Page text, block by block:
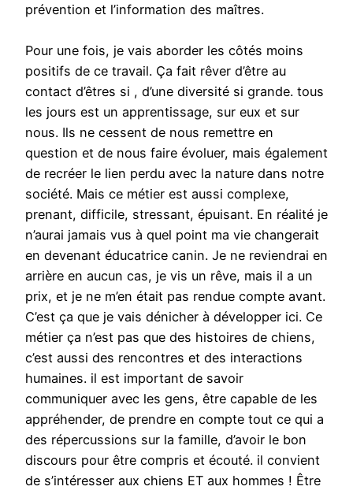
prévention et l’information des maîtres.
Pour une fois, je vais aborder les côtés moins
positifs de ce travail. Ça fait rêver d’être au
contact d’êtres si , d’une diversité si grande. tous
les jours est un apprentissage, sur eux et sur
nous. Ils ne cessent de nous remettre en
question et de nous faire évoluer, mais également
de recréer le lien perdu avec la nature dans notre
société. Mais ce métier est aussi complexe,
prenant, difficile, stressant, épuisant. En réalité je
n’aurai jamais vus à quel point ma vie changerait
en devenant éducatrice canin. Je ne reviendrai en
arrière en aucun cas, je vis un rêve, mais il a un
prix, et je ne m’en était pas rendue compte avant.
C’est ça que je vais dénicher à développer ici. Ce
métier ça n’est pas que des histoires de chiens,
c’est aussi des rencontres et des interactions
humaines. il est important de savoir
communiquer avec les gens, être capable de les
appréhender, de prendre en compte tout ce qui a
des répercussions sur la famille, d’avoir le bon
discours pour être compris et écouté. il convient
de s’intéresser aux chiens ET aux hommes ! Être